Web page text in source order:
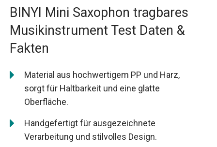
BINYI Mini Saxophon tragbares
Musikinstrument Test Daten &
Fakten
Material aus hochwertigem PP und Harz,
sorgt für Haltbarkeit und eine glatte
Oberfläche.
Handgefertigt für ausgezeichnete
Verarbeitung und stilvolles Design.